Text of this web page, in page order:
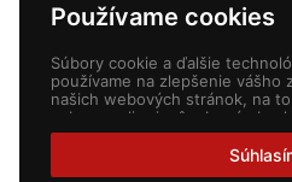
Používame cookies
Súbory cookie a ďalšie
používame na zlepšenie vášho
našich webových stránok, na
zobrazovali prispôsobený
analýzu návštevnosti našich
pochopenie toho, odkiaľ naši